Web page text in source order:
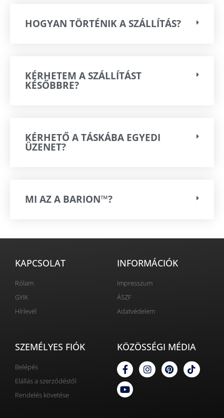
HOGYAN TÖRTÉNIK A SZÁLLÍTÁS?
KÉRHETEM A SZÁLLÍTÁST
KÉSŐBBRE?
KÉRHETŐ A TÁSKÁBA EGYEDI
ÜZENET?
MI AZ A BARION™?
KAPCSOLAT
Rólam
GYIK
Hírlevél
INFORMÁCIÓK
Impresszum
ÁSZF
Adatvédelem
SZEMÉLYES FIÓK
Belépés
Elállás a szerződéstől
Rendelés követése
KÖZÖSSÉGI MÉDIA